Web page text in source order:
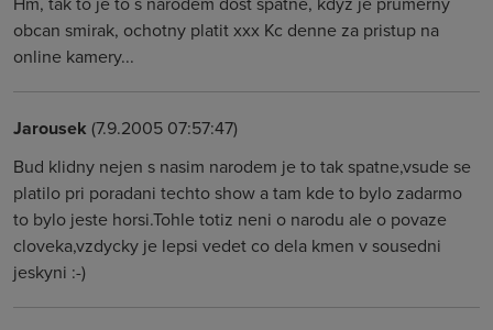
obcan smirak, ochotny platit xxx Kc denne za pristup na
online kamery...
Jarousek (7.9.2005 07:57:47)
Bud klidny nejen s nasim narodem je to tak spatne,vsude se
platilo pri poradani techto show a tam kde to bylo zadarmo
to bylo jeste horsi.Tohle totiz neni o narodu ale o povaze
cloveka,vzdycky je lepsi vedet co dela kmen v sousedni
jeskyni :-)